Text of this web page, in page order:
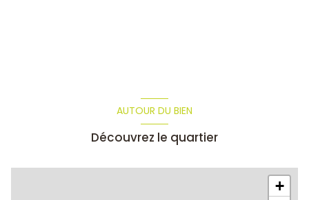
AUTOUR DU BIEN
Découvrez le quartier
+